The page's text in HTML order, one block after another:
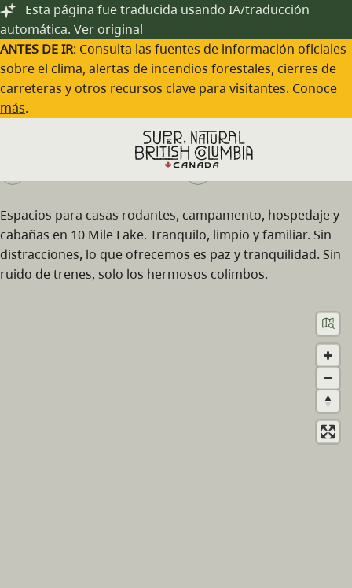
Saltar al contenido principal
Esta página fue traducida usando IA/traducción
automática. Ver original
ANTES DE IR: Consulta las fuentes de información oficiales
sobre el clima, alertas de incendios forestales, cierres de
carreteras y otros recursos clave para visitantes. Conoce
más.
Lazy Daze Resort
(250) 992-6700
Espacios para casas rodantes, campamento, hospedaje y
cabañas en 10 Mile Lake. Tranquilo, limpio y familiar. Sin
distracciones, lo que ofrecemos es paz y tranquilidad. Sin
ruido de trenes, solo los hermosos colimbos.